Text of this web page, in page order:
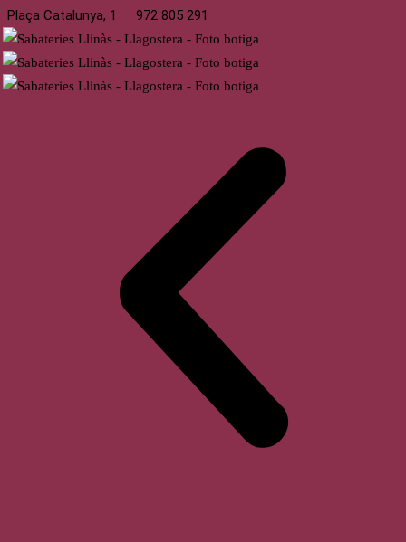
Plaça Catalunya, 1 972 805 291